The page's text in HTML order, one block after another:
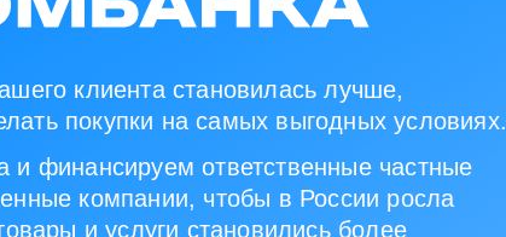
клиента становилась лучше,
покупки на самых выгодных условиях.
и финансируем ответственные частные
компании, чтобы в России росла
и услуги становились более